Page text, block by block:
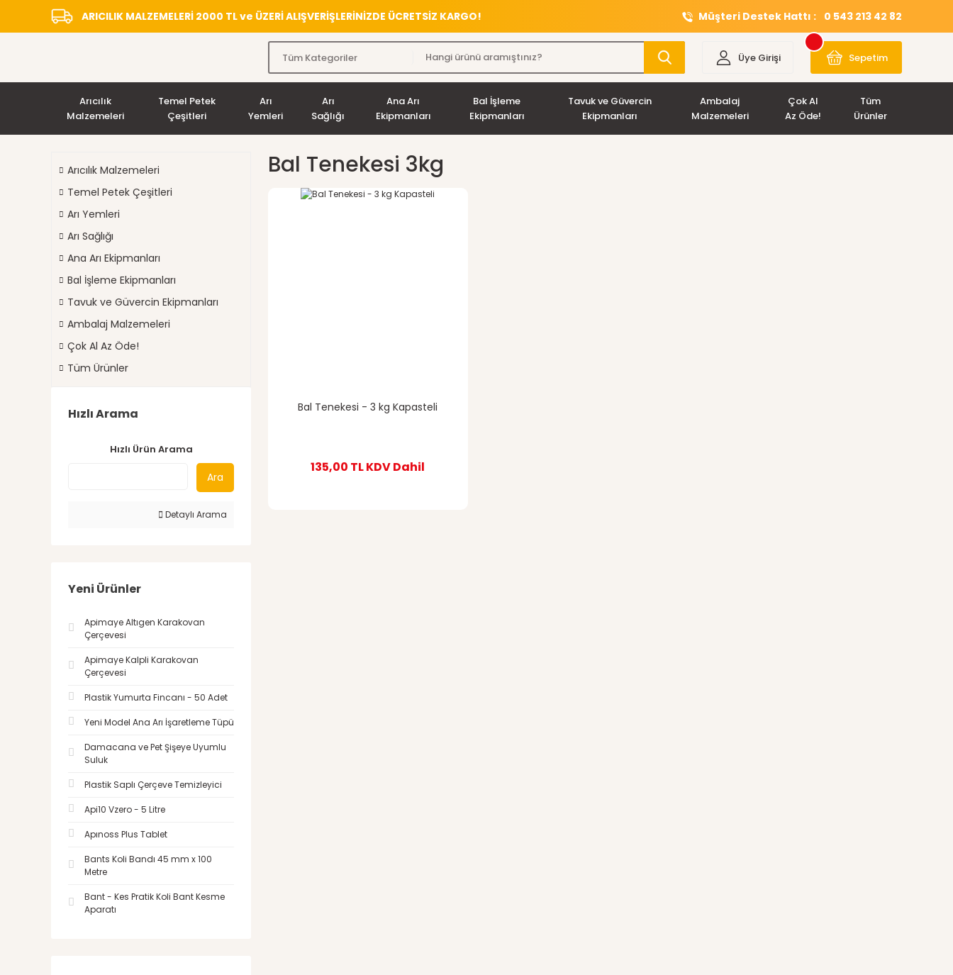
ARICILIK MALZEMELERİ 2000 TL ve ÜZERİ ALIŞVERİŞLERİNİZDE ÜCRETSİZ KARGO! Müşteri Destek Hattı : 0 543 213 42 82
Üye Girişi Sepetim
Arıcılık
Malzemeleri
Temel Petek
Çeşitleri
Arı
Yemleri
Arı
Sağlığı
Ana Arı
Ekipmanları
Bal İşleme
Ekipmanları
Tavuk ve Güvercin
Ekipmanları
Ambalaj
Malzemeleri
Çok Al
Az Öde!
Tüm
Ürünler
Arıcılık Malzemeleri
Temel Petek Çeşitleri
Arı Yemleri
Arı Sağlığı
Ana Arı Ekipmanları
Bal İşleme Ekipmanları
Tavuk ve Güvercin Ekipmanları
Ambalaj Malzemeleri
Çok Al Az Öde!
Tüm Ürünler
Hızlı Arama
Hızlı Ürün Arama
Ara
Detaylı Arama
Yeni Ürünler
Apimaye Altıgen Karakovan
Çerçevesi
Apimaye Kalpli Karakovan
Çerçevesi
Plastik Yumurta Fincanı - 50 Adet
Yeni Model Ana Arı İşaretleme Tüpü
Damacana ve Pet Şişeye Uyumlu
Suluk
Plastik Saplı Çerçeve Temizleyici
Api10 Vzero - 5 Litre
Apınoss Plus Tablet
Bants Koli Bandı 45 mm x 100
Metre
Bant - Kes Pratik Koli Bant Kesme
Aparatı
Bal Tenekesi 3kg
Bal Tenekesi - 3 kg Kapasteli
135,00 TLKDV Dahil